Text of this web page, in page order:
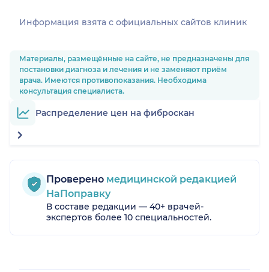
Информация взята c официальных сайтов клиник
Материалы, размещённые на сайте, не предназначены для
постановки диагноза и лечения и не заменяют приём
врача. Имеются противопоказания. Необходима
консультация специалиста.
Распределение цен на фиброскан
Проверено медицинской редакцией
НаПоправку
В составе редакции — 40+ врачей-
экспертов более 10 специальностей.